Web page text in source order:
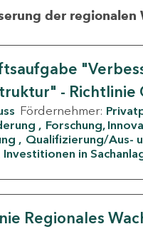
der
- Richtlinie
Fördernehmer:
Forschung,
Qualifizierung/Aus-
Investitionen in
Regionales